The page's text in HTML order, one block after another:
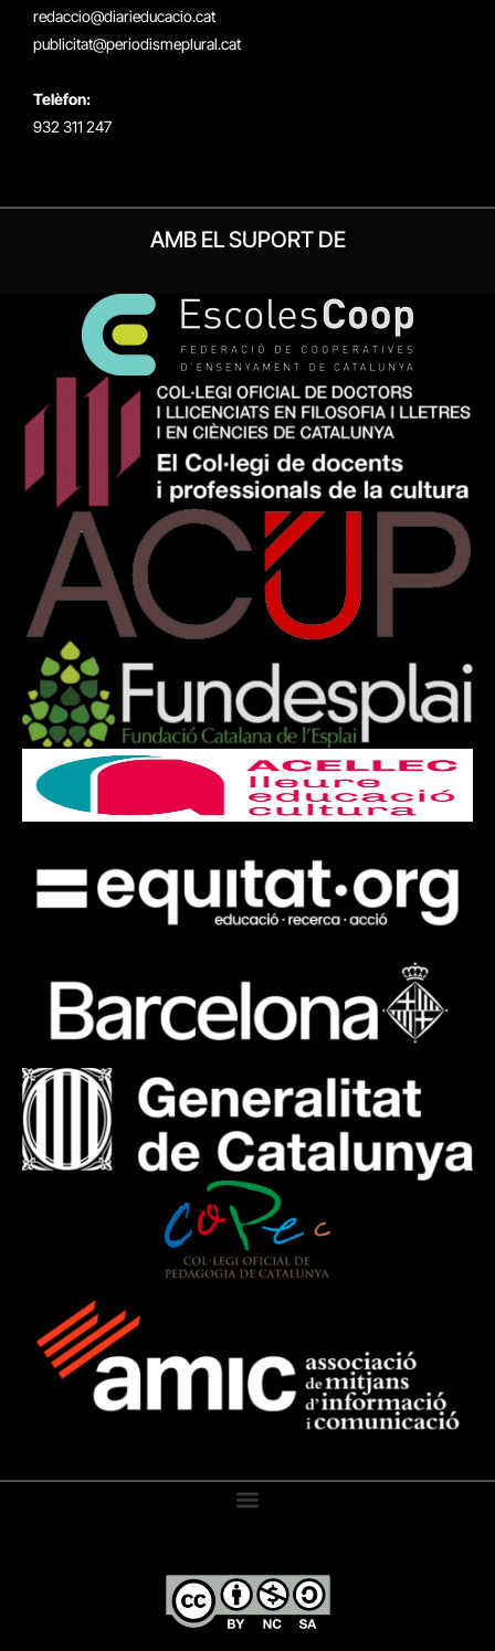
redaccio@diarieducacio.cat
publicitat@periodismeplural.cat
Telèfon:
932 311 247
AMB EL SUPORT DE